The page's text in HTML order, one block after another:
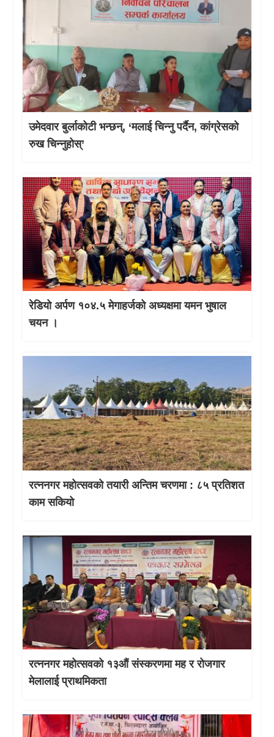
उमेदवार बुर्लाकोटी भन्छन्, ‘मलाई चिन्नु पर्दैन, कांग्रेसको
रुख चिन्नुहोस्’
रेडियो अर्पण १०४.५ मेगाहर्जको अध्यक्षमा यमन भुषाल
चयन ।
रत्ननगर महोत्सवको तयारी अन्तिम चरणमा : ८५ प्रतिशत
काम सकियो
रत्ननगर महोत्सवको १३औं संस्करणमा मह र रोजगार
मेलालाई प्राथमिकता